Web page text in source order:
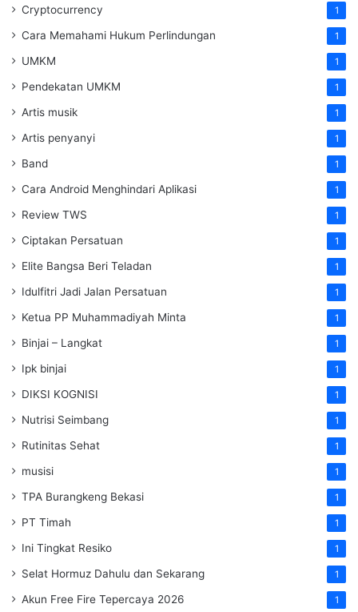
Cryptocurrency 1
Cara Memahami Hukum Perlindungan 1
UMKM 1
Pendekatan UMKM 1
Artis musik 1
Artis penyanyi 1
Band 1
Cara Android Menghindari Aplikasi 1
Review TWS 1
Ciptakan Persatuan 1
Elite Bangsa Beri Teladan 1
Idulfitri Jadi Jalan Persatuan 1
Ketua PP Muhammadiyah Minta 1
Binjai – Langkat 1
Ipk binjai 1
DIKSI KOGNISI 1
Nutrisi Seimbang 1
Rutinitas Sehat 1
musisi 1
TPA Burangkeng Bekasi 1
PT Timah 1
Ini Tingkat Resiko 1
Selat Hormuz Dahulu dan Sekarang 1
Akun Free Fire Tepercaya 2026 1